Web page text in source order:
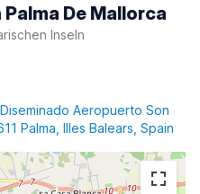
De Mallorca
Inseln
Aeropuerto Son
Palma, Illes Balears, Spain